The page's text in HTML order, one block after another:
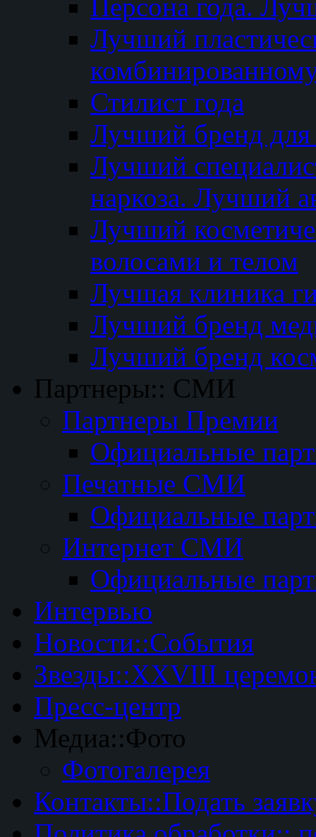
Персона года.
Лучший
Стилист года
Лучший бренд
Лучший
наркоза. Лучший
Лучший
волосами и телом
Лучшая клиника
Лучший бренд
Лучший бренд
Партнеры:: СМИ
Партнеры Премии
Официальные
Печатные СМИ
Официальные
Интернет СМИ
Официальные
Интервью
Новости::События
Звезды::XXVIII
Пресс-центр
Медиа::Фото
Фотогалерея
Контакты::Подать